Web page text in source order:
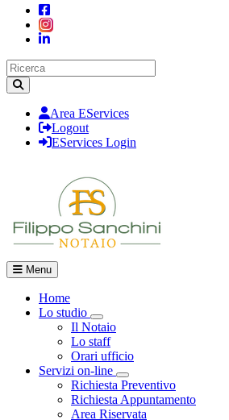
Area EServices
Logout
EServices Login
Menu
Home
Lo studio
Visualizza menù di secondo
Il Notaio
Lo staff
Orari ufficio
Servizi on-line
Visualizza menù di
Richiesta Preventivo
Richiesta Appuntamento
Area Riservata